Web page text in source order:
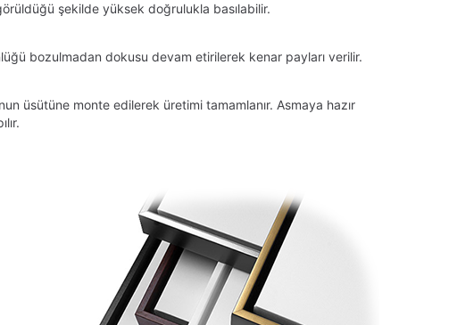
şekilde yüksek doğrulukla basılabilir.
bozulmadan dokusu devam etirilerek kenar payları verilir.
üsütüne monte edilerek üretimi tamamlanır. Asmaya hazır